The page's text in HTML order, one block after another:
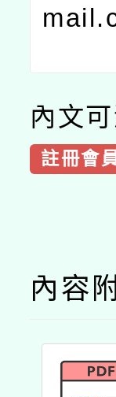
內文
註冊會
內容